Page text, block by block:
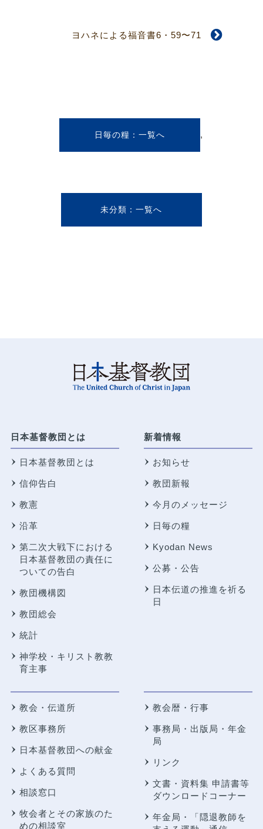
ヨハネによる福音書6・59〜71
日毎の糧 ,
未分類
日本基督教団とは
日本基督教団とは
信仰告白
教憲
沿革
第二次大戦下における
日本基督教団の責任に
ついての告白
教団機構図
教団総会
統計
神学校・キリスト教教
育主事
新着情報
お知らせ
教団新報
今月のメッセージ
日毎の糧
Kyodan News
公募・公告
日本伝道の推進を祈る
日
教会・伝道所
教区事務所
日本基督教団への献金
よくある質問
相談窓口
牧会者とその家族のた
めの相談室
教会暦・行事
事務局・出版局・年金
局
リンク
文書・資料集 申請書等
ダウンロードコーナー
年金局・
「隠退教師を